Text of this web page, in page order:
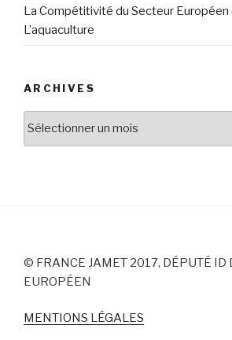
La Compétitivité du Secteur Européen
L’aquaculture
ARCHIVES
© FRANCE JAMET 2017, DÉPUTÉ ID
EUROPÉEN
MENTIONS LÉGALES